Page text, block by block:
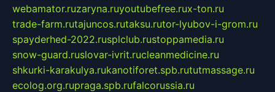
webamator.ruzaryna.ruyoutubefree.rux-ton.ru
trade-farm.rutajuncos.rutaksu.rutor-lyubov-i-grom.ru
spayderhed-2022.rusplclub.rustoppamedia.ru
snow-guard.ruslovar-ivrit.rucleanmedicine.ru
shkurki-karakulya.rukanotiforet.spb.rututmassage.ru
ecolog.org.rupraga.spb.rufalcorussia.ru